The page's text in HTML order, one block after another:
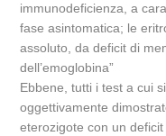
immunodeficienza, a
fase asintomatica; le
assoluto, da deficit di
dell’emoglobina”
Ebbene, tutti i test a cui
oggettivamente
eterozigote con un